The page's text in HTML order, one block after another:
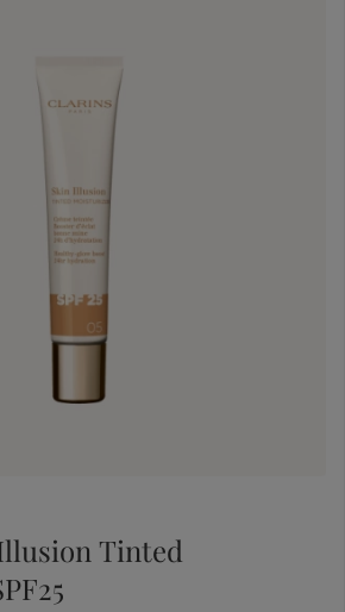
Tinted